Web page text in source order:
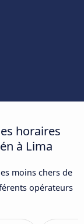
horaires
à Lima
moins chers de
opérateurs